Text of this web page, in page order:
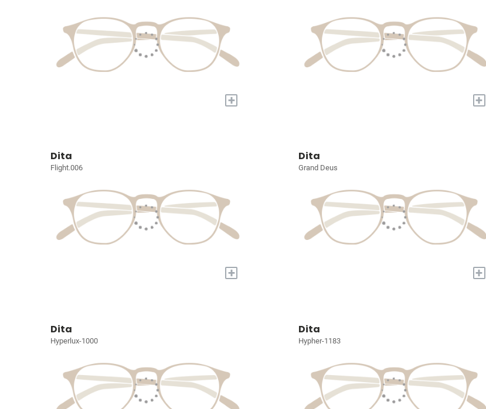
+ +
Dita
Flight.006
+
Dita
Grand Deus
+
Dita
Hyperlux-1000
Dita
Hypher-1183